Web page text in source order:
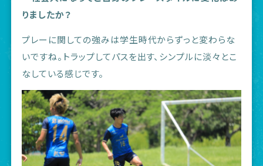
りましたか？
プレーに関しての強みは学生時代からずっと変わらな
いですね。トラップしてパスを出す、シンプルに淡々とこ
なしている感じです。